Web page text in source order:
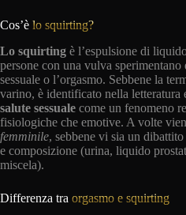
Cos’è lo squirting?
Lo squirting è l’espulsione di
persone con una vulva sperimentano
sessuale o l’orgasmo. Sebbene la
varino, è identificato nella letteratura
salute sessuale come un fenomeno
fisiologiche che emotive. A volte
femminile, sebbene vi sia un
e composizione (urina, liquido
miscela).
Differenza tra orgasmo e squirting